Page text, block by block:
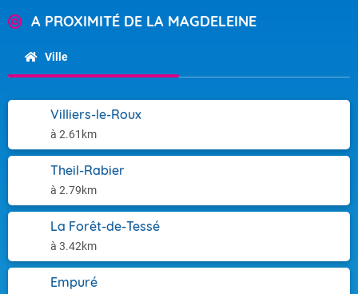
A PROXIMITÉ DE LA MAGDELEINE
Ville
Villiers-le-Roux
à 2.61km
Theil-Rabier
à 2.79km
La Forêt-de-Tessé
à 3.42km
Empuré